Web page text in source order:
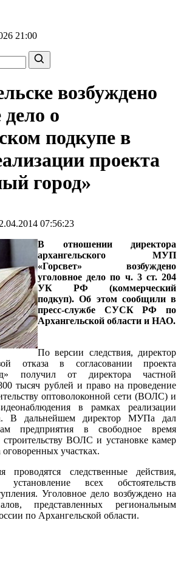
21:00
возбуждено
дело о
подкупе в
проекта
город»
07:56:23
В отношении директора
архангельского МУП
«Горсвет» возбуждено
уголовное дело по ч. 3 ст. 204
УК РФ (коммерческий
подкуп). Об этом сообщили в
пресс-службе СУСК РФ по
Архангельской области и НАО.
По версии следствия, директор
отказа в согласовании проекта
получил от директора частной
тысяч рублей и право на проведение
оптоволоконной сети (ВОЛС) и
в рамках реализации
В дальнейшем директор МУПа дал
предприятия в свободное время
ВОЛС и установке камер
участках.
проводятся следственные действия,
всех обстоятельств
Уголовное дело возбуждено на
представленных региональным
по Архангельской области.